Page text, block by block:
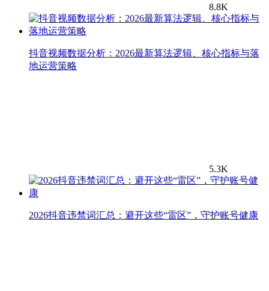
8.8K
抖音视频数据分析：2026最新算法逻辑、核心指标与落
地运营策略
5.3K
2026抖音违禁词汇总：避开这些“雷区”，守护账号健康